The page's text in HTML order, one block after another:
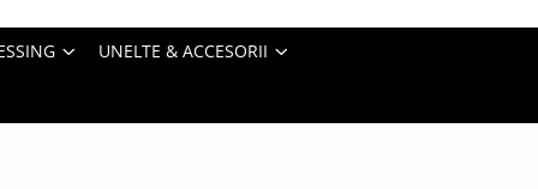
UNELTE & ACCESORII